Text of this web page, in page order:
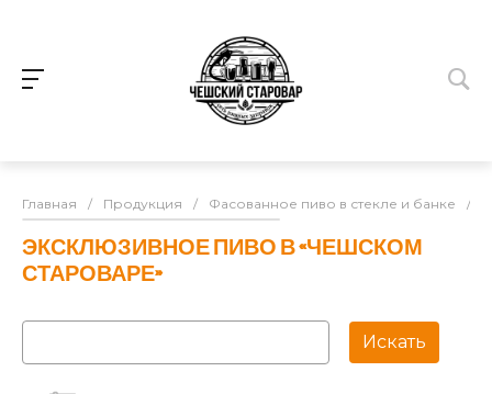
Главная / Продукция / Фасованное пиво в стекле и банке /
ЭКСКЛЮЗИВНОЕ ПИВО В «ЧЕШСКОМ
СТАРОВАРЕ»